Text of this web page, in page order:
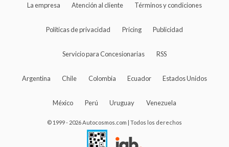
La empresa Atención al cliente Términos y condiciones
Políticas de privacidad Pricing Publicidad
Servicio para Concesionarias RSS
Argentina Chile Colombia Ecuador Estados Unidos
México Perú Uruguay Venezuela
© 1999 - 2026 Autocosmos.com | Todos los derechos